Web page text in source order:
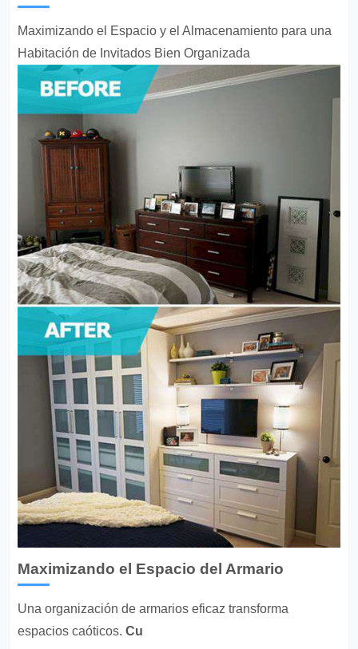
Maximizando el Espacio y el Almacenamiento para una
Habitación de Invitados Bien Organizada
Maximizando el Espacio del Armario
Una organización de armarios eficaz transforma
espacios caóticos.Cu